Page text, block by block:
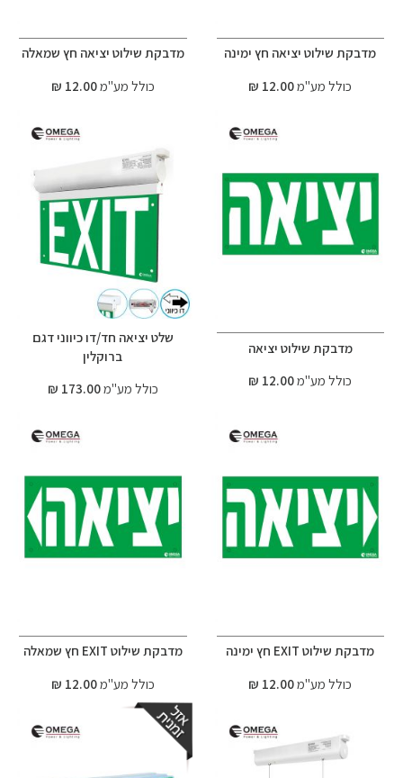
מדבקת שילוט יציאה חץ ימינה
כולל מע"מ12.00 ₪
מדבקת שילוט יציאה חץ שמאלה
כולל מע"מ12.00 ₪
מדבקת שילוט יציאה
כולל מע"מ12.00 ₪
שלט יציאה חד/דו כיווני דגם
ברוקלין
כולל מע"מ173.00 ₪
מדבקת שילוט EXIT חץ ימינה
כולל מע"מ12.00 ₪
מדבקת שילוט EXIT חץ שמאלה
כולל מע"מ12.00 ₪